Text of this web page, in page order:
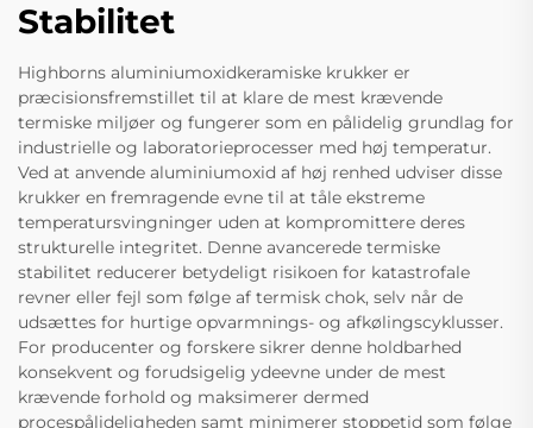
Stabilitet
Highborns aluminiumoxidkeramiske krukker er
præcisionsfremstillet til at klare de mest krævende
termiske miljøer og fungerer som en pålidelig grundlag for
industrielle og laboratorieprocesser med høj temperatur.
Ved at anvende aluminiumoxid af høj renhed udviser disse
krukker en fremragende evne til at tåle ekstreme
temperatursvingninger uden at kompromittere deres
strukturelle integritet. Denne avancerede termiske
stabilitet reducerer betydeligt risikoen for katastrofale
revner eller fejl som følge af termisk chok, selv når de
udsættes for hurtige opvarmnings- og afkølingscyklusser.
For producenter og forskere sikrer denne holdbarhed
konsekvent og forudsigelig ydeevne under de mest
krævende forhold og maksimerer dermed
procespålideligheden samt minimerer stoppetid som følge